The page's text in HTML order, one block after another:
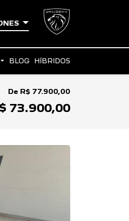
BLOG HÍBRIDOS
De R$ 77.900,00
73.900,00